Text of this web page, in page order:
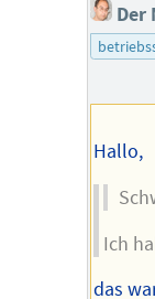
Der
Hallo,
Ich
das